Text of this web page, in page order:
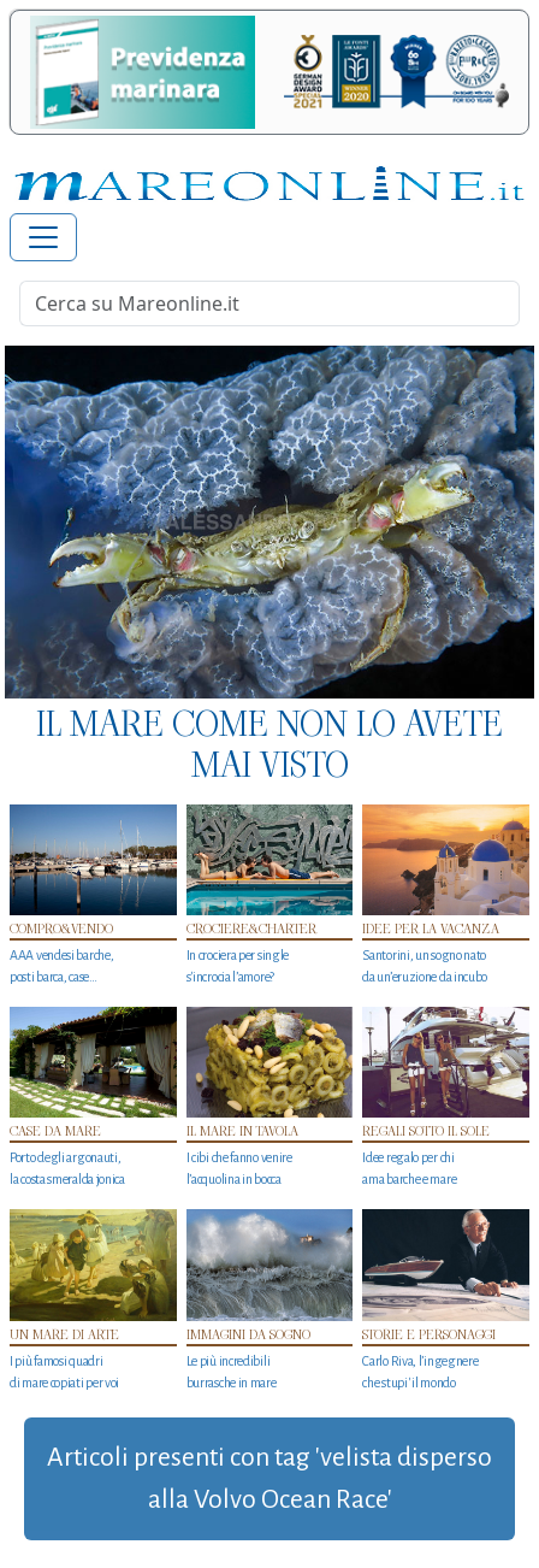
IL MARE COME NON LO AVETE
MAI VISTO
COMPRO&VENDO
AAA vendesi barche,
posti barca, case…
CROCIERE&CHARTER
In crociera per single
s'incrocia l’amore?
IDEE PER LA VACANZA
Santorini, un sogno nato
da un’eruzione da incubo
CASE DA MARE
Porto degli argonauti,
la costa smeralda jonica
IL MARE IN TAVOLA
I cibi che fanno venire
l’acquolina in bocca
REGALI SOTTO IL SOLE
Idee regalo per chi
ama barche e mare
UN MARE DI ARTE
I più famosi quadri
di mare copiati per voi
IMMAGINI DA SOGNO
Le più incredibili
burrasche in mare
STORIE E PERSONAGGI
Carlo Riva, l’ingegnere
che stupi' il mondo
Articoli presenti con tag 'velista disperso
alla Volvo Ocean Race'